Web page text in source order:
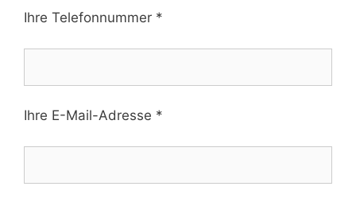
Ihre Telefonnummer *
Ihre E-Mail-Adresse *